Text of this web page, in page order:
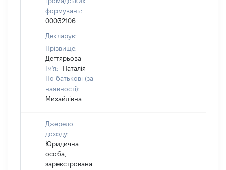
формувань:
00032106
Декларує:
Прізвище:
Дегтярьова
Ім'я:
Наталія
По батькові (за
наявності):
Михайлівна
Джерело
доходу:
Юридична
особа,
зареєстрована